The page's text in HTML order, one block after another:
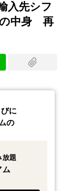
入先シフ
の中身 再
に
の
放題
ム